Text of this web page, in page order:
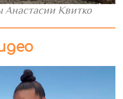
Анастасии Квитко